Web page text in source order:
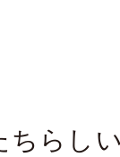
ちらし